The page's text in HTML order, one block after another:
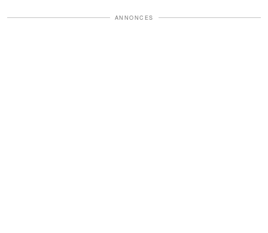
ANNONCES